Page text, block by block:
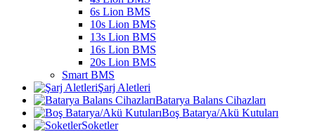
6s Lion BMS
10s Lion BMS
13s Lion BMS
16s Lion BMS
20s Lion BMS
Smart BMS
Şarj Aletleri
Batarya Balans Cihazları
Boş Batarya/Akü Kutuları
Soketler